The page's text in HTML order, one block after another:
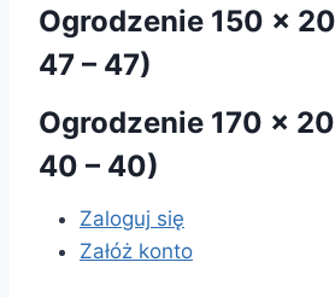
Ogrodzenie 150 x
47 – 47)
Ogrodzenie 170 x
40 – 40)
Zaloguj się
Załóż konto